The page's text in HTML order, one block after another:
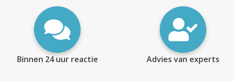
Binnen 24 uur reactie Advies van experts